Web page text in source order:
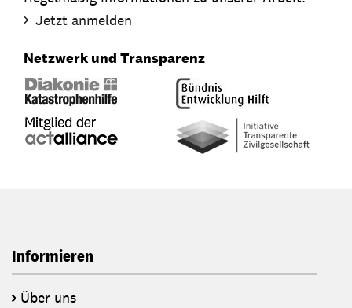
Jetzt anmelden
Netzwerk und Transparenz
Informieren
Über uns